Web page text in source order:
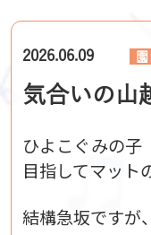
2026.06.09
気合いの山
ひよこぐみの子
目指してマット
結構急坂ですが